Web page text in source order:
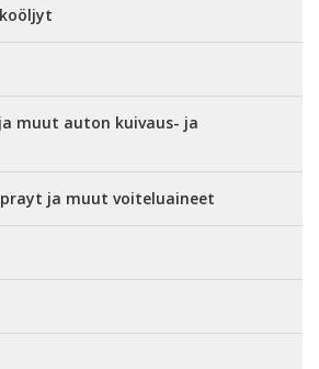
muut auton kuivaus- ja
ja muut voiteluaineet